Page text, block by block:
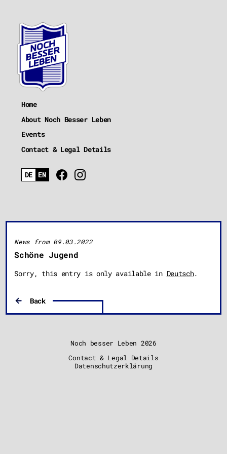
Home
About Noch Besser Leben
Events
Contact & Legal Details
News from 09.03.2022
Schöne Jugend
Sorry, this entry is only available in Deutsch.
Back
Noch besser Leben 2026
Contact & Legal Details
Datenschutzerklärung